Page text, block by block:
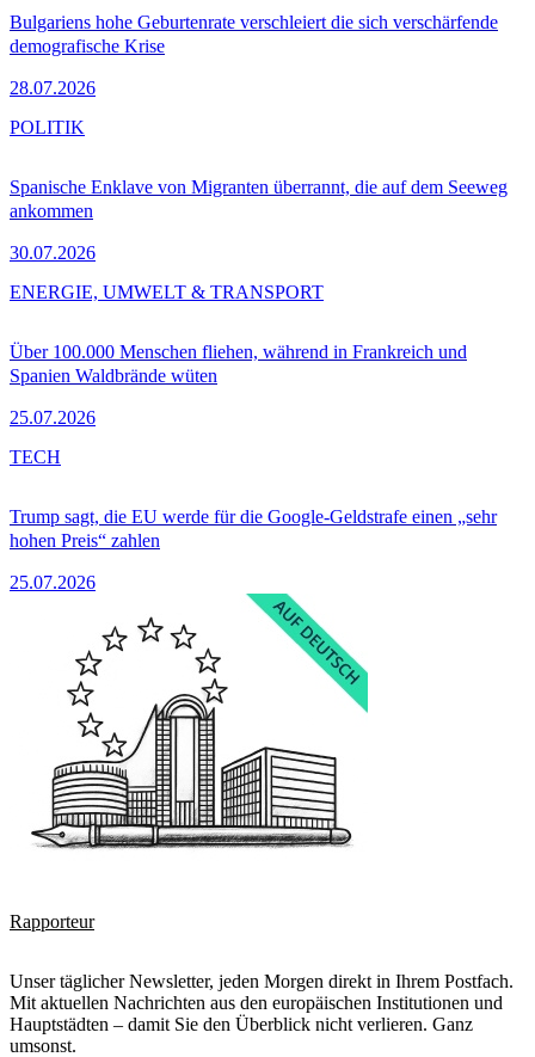
Bulgariens hohe Geburtenrate verschleiert die sich verschärfende
demografische Krise
28.07.2026
Spanische Enklave von Migranten überrannt, die auf dem Seeweg
ankommen
30.07.2026
POLITIK
Über 100.000 Menschen fliehen, während in Frankreich und
Spanien Waldbrände wüten
25.07.2026
ENERGIE, UMWELT & TRANSPORT
Trump sagt, die EU werde für die Google-Geldstrafe einen „sehr
hohen Preis“ zahlen
25.07.2026
TECH
Rapporteur
Unser täglicher Newsletter, jeden Morgen direkt in Ihrem Postfach.
Mit aktuellen Nachrichten aus den europäischen Institutionen und
Hauptstädten – damit Sie den Überblick nicht verlieren. Ganz
umsonst.